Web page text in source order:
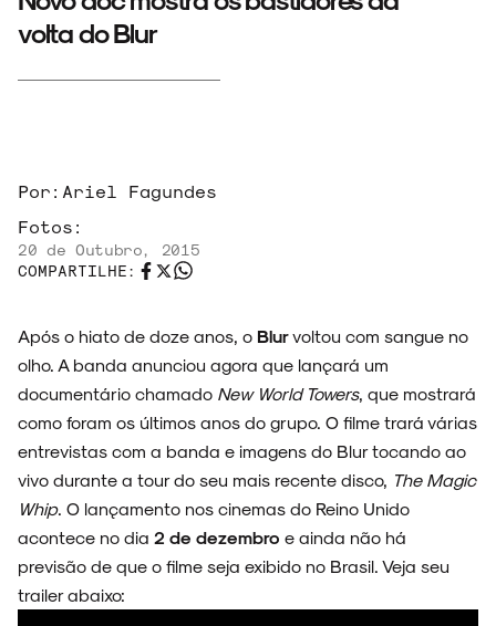
ARQUIVO
ENTREVISTAS
ESPECIAIS
FAIXA A FAIXA
volta do Blur
Por: Ariel Fagundes
Fotos:
20 de Outubro, 2015
COMPARTILHE:
Após o hiato de doze anos, o Blurvoltou com sangue no
olho. A banda anunciou agora que lançará um
documentário chamado New World Towers, que mostrará
como foram os últimos anos do grupo. O filme trará várias
entrevistas com a banda e imagens do Blur tocando ao
vivo durante a tour do seu mais recente disco, The Magic
Whip. O lançamento nos cinemas do Reino Unido
acontece no dia 2 de dezembro e ainda não há
previsão de que o filme seja exibido no Brasil. Veja seu
trailer abaixo: